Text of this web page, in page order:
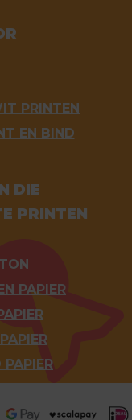
PRINTEN
EN BIND
DIE
PRINTEN
PAPIER
PAPIER